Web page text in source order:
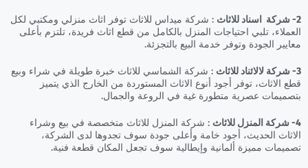
2- شركة اسناد للاثاث
: شركة ميداس للاثاث توفر اثاث منزلي ومكتبي لكل
العملاء، تلبي احتياجات المنزل بالكامل من قطع اثاث فريدة، تلتزم بأعلى
معايير الجودة وتوفر خدمة البيع بالتجزئة.
3- شركة لالائناد للاثاث
: شركة الشماسي للاثاث خبرة طويلة في شراء وبيع
قطع الاثاث، توفر أجود أنوع الاثاث المستوردة من الخارج الذي يتميز
بتصميمات عصرية متطورة غية في الروعة والجمال.
4- شركة المنزل للاثاث
: شركة المنزل للاثاث متخصصة في بيع وشراء
الاثاث الحديث، أجود خامة وأعلى جودة سوف تجدوها لدى الشركة،
تصميمات مميزة ألمانية وإيطالية سوف تجعل المكان قطعة فنية.